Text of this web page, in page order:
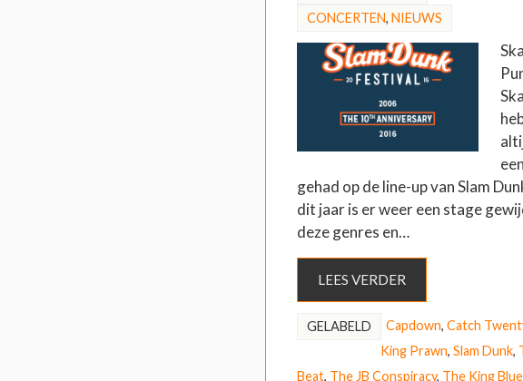
CONCERTEN, NIEUWS
gehad op de line-up van Slam
dit jaar is er weer een stage
deze genres en…
LEES VERDER
GELABELD Capdown, Catch
King Prawn, Slam Dunk,
Beat, The JB Conspiracy, The King